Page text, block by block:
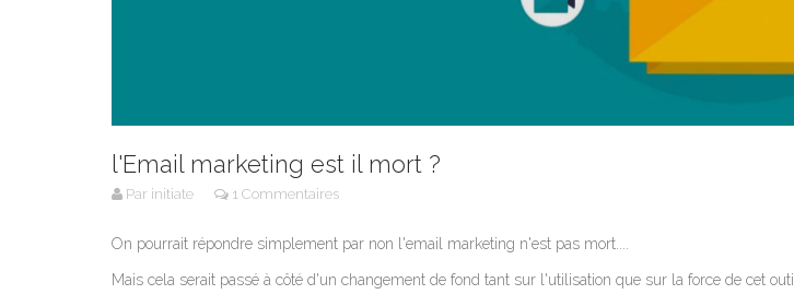
l'Email marketing est il mort ?
Par initiate 1 Commentaires
On pourrait répondre simplement par non l'email marketing n'est pas mort....
Mais cela serait passé à côté d'un changement de fond tant sur l'utilisation que sur la force de cet outil.